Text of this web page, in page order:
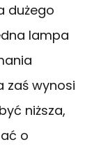
dużego
lampa
zaś wynosi
niższa,
o